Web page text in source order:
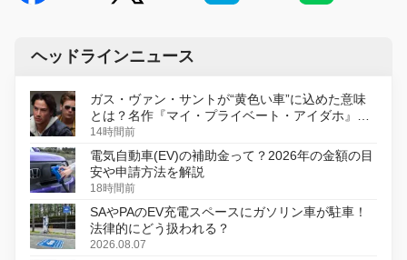
ヘッドラインニュース
ガス・ヴァン・サントが“黄色い車”に込めた意味
とは？名作『マイ・プライベート・アイダホ』が
初のデジタルリマスター版で復活
14時間前
電気自動車(EV)の補助金って？2026年の金額の目
安や申請方法を解説
18時間前
SAやPAのEV充電スペースにガソリン車が駐車！
法律的にどう扱われる？
2026.08.07